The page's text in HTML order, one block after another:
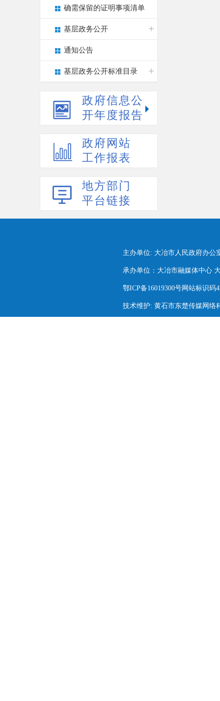
确需保留的证明事项清单
基层政务公开
通知公告
基层政务公开标准目录
政府信息公
开年度报告
政府网站
工作报表
地方部门
平台链接
主办单位: 大冶市人民政府办公
承办单位：大冶市融媒体中心
鄂ICP备16019300号网站标识码
技术维护: 黄石市东楚传媒网络